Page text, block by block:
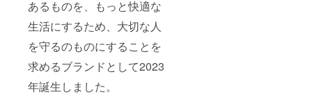
あるものを、もっと快適な
生活にするため、大切な人
を守るのものにすることを
求めるブランドとして2023
年誕生しました。